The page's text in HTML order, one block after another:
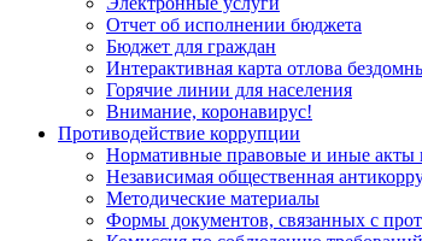
Отчет об исполнении бюджета
Бюджет для граждан
Интерактивная карта отлова
Горячие линии для населения
Внимание, коронавирус!
Противодействие коррупции
Нормативные правовые и иные акты
Независимая общественная
Методические материалы
Формы документов, связанных с